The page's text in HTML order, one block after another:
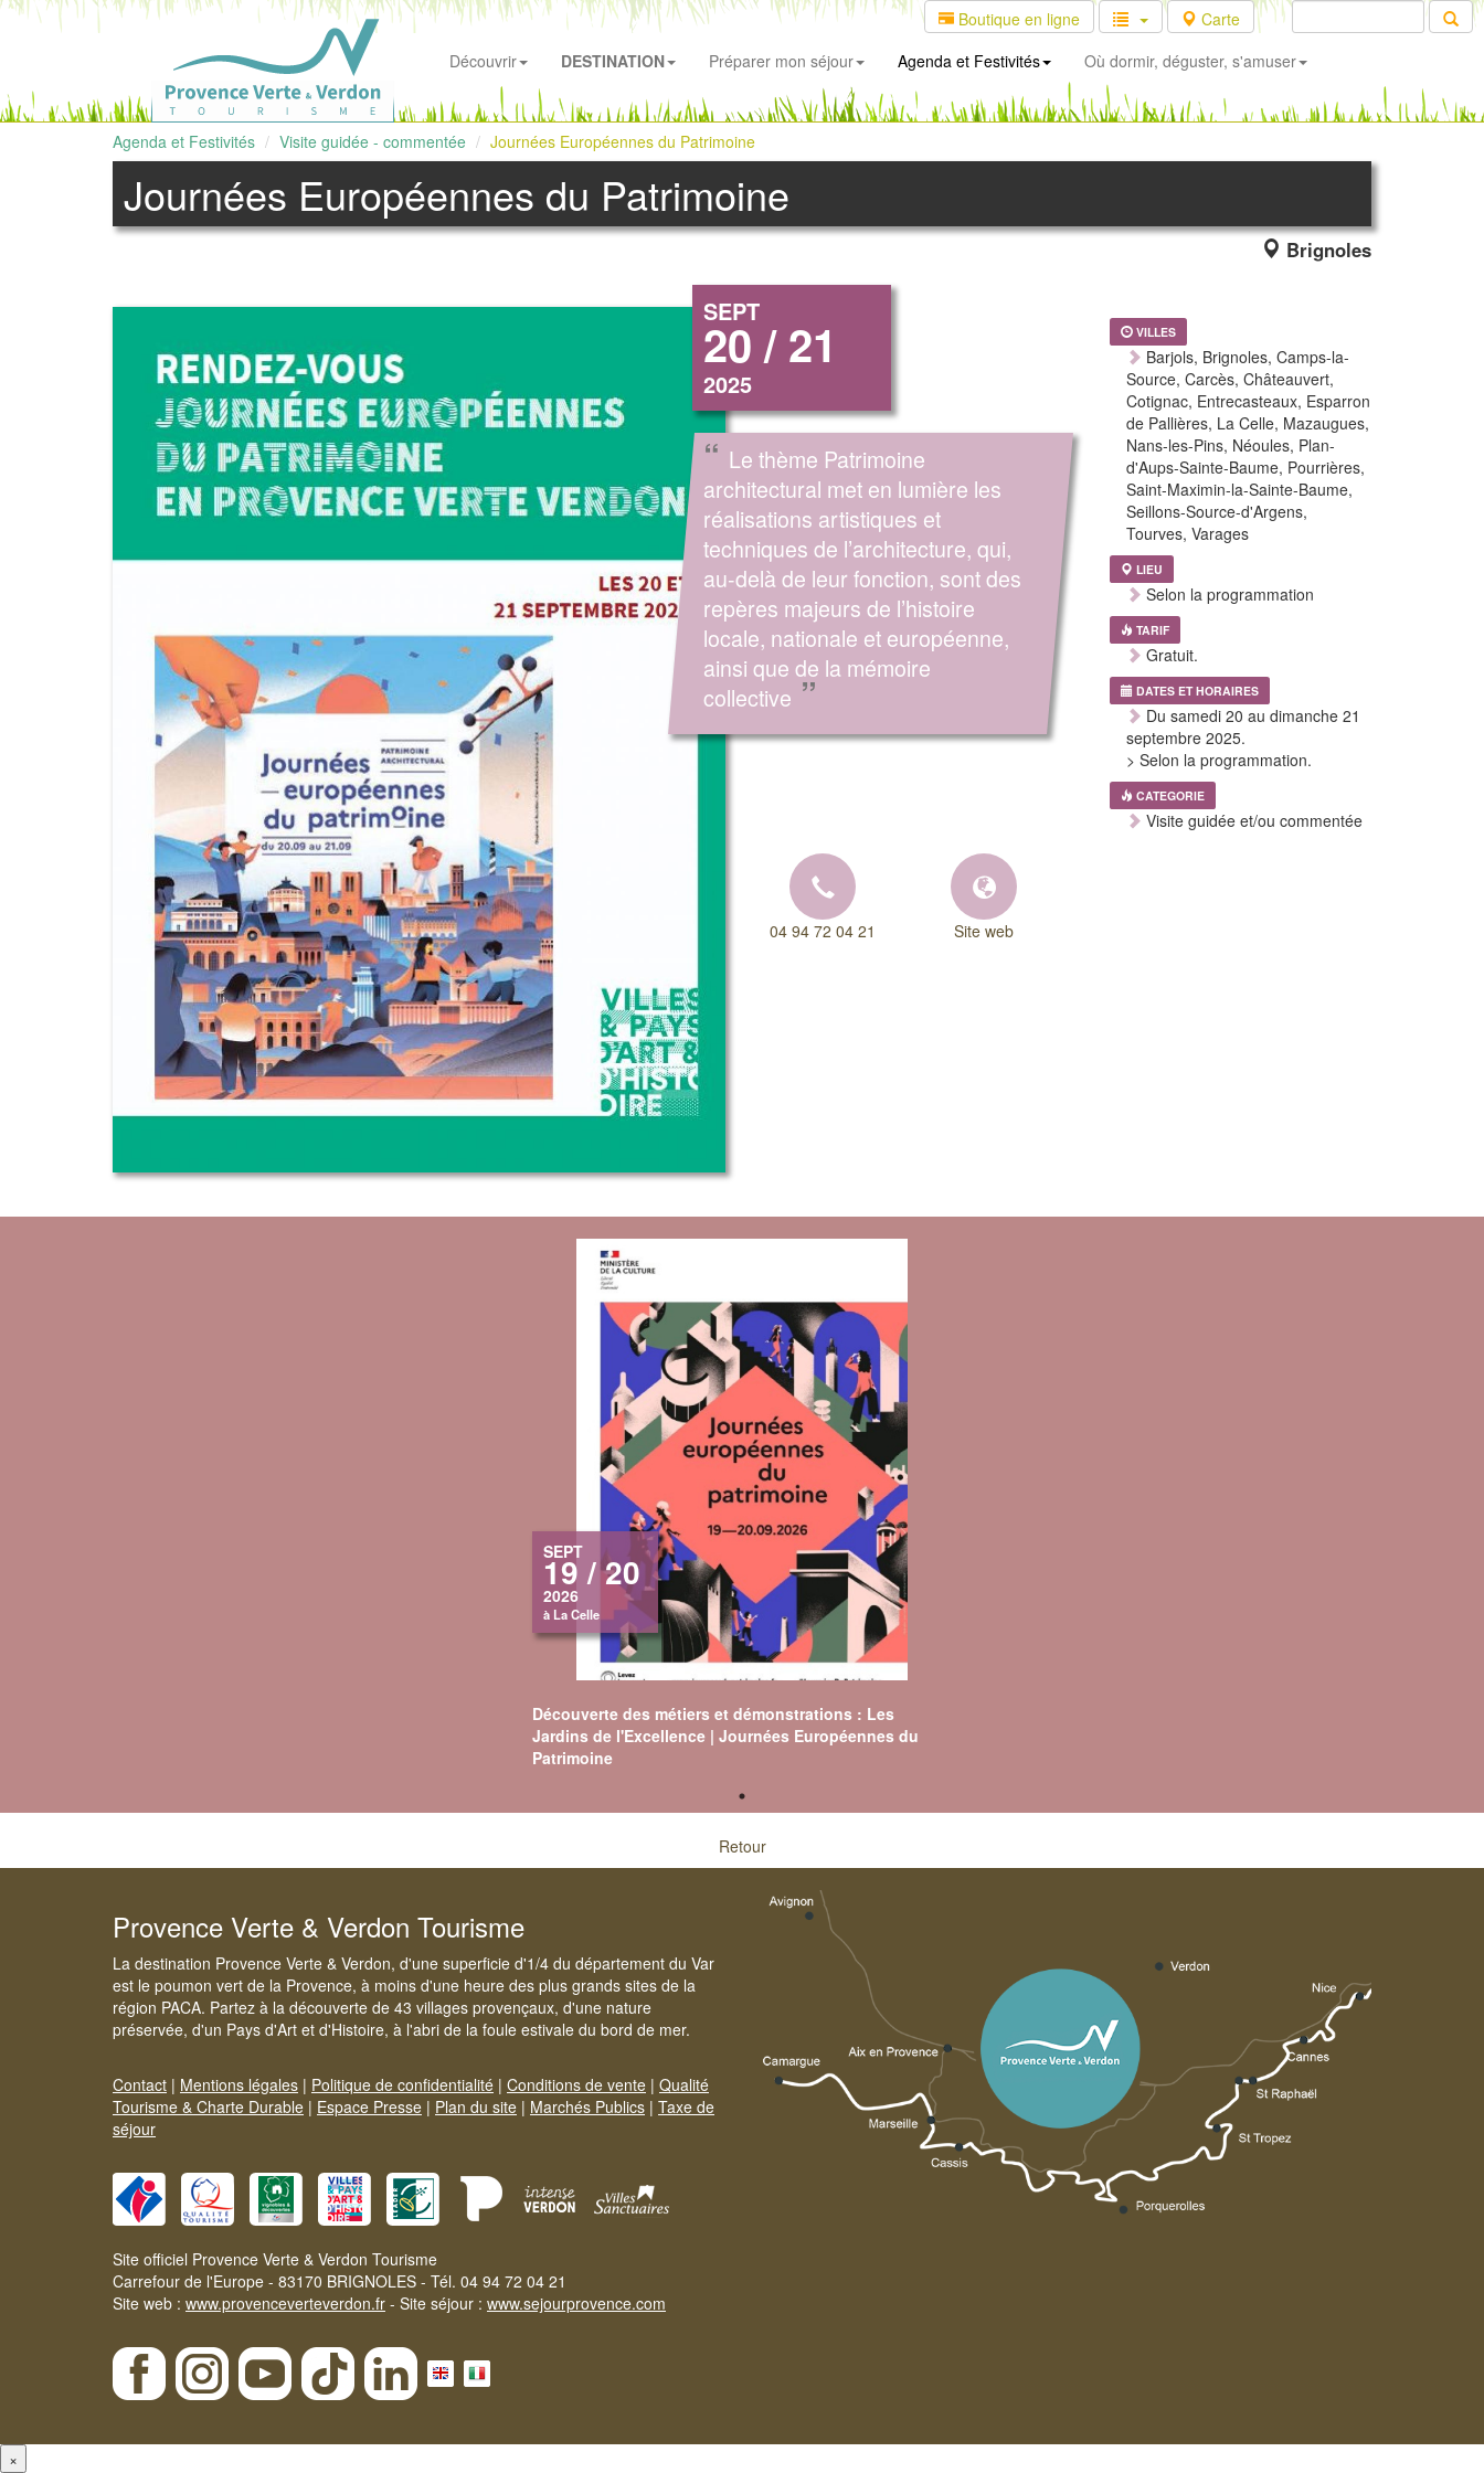
Boutique en ligne
Carte
Découvrir
DESTINATION Préparer mon séjour Agenda et Festivités Où dormir, déguster, s'amuser
Agenda et Festivités Visite guidée - commentée Journées Européennes du Patrimoine
Journées Européennes du Patrimoine
Brignoles
SEPT
20 / 21
2025
“ Le thème Patrimoine
architectural met en lumière les
réalisations artistiques et
techniques de l’architecture, qui,
au-delà de leur fonction, sont des
repères majeurs de l’histoire
locale, nationale et européenne,
ainsi que de la mémoire
collective ”
VILLES
Barjols, Brignoles, Camps-la-
Source, Carcès, Châteauvert,
Cotignac, Entrecasteaux, Esparron
de Pallières, La Celle, Mazaugues,
Nans-les-Pins, Néoules, Plan-
d'Aups-Sainte-Baume, Pourrières,
Saint-Maximin-la-Sainte-Baume,
Seillons-Source-d'Argens,
Tourves, Varages
LIEU
Selon la programmation
TARIF
Gratuit.
DATES ET HORAIRES
Du samedi 20 au dimanche 21
septembre 2025.
> Selon la programmation.
CATEGORIE
Visite guidée et/ou commentée
04 94 72 04 21 Site web
SEPT
19 / 20
2026
à La Celle
Découverte des métiers et démonstrations : Les
Jardins de l'Excellence | Journées Européennes du
Patrimoine
Retour
Provence Verte & Verdon Tourisme
La destination Provence Verte & Verdon, d'une superficie d'1/4 du département du Var
est le poumon vert de la Provence, à moins d'une heure des plus grands sites de la
région PACA. Partez à la découverte de 43 villages provençaux, d'une nature
préservée, d'un Pays d'Art et d'Histoire, à l'abri de la foule estivale du bord de mer.
Contact | Mentions légales | Politique de confidentialité | Conditions de vente | Qualité
Tourisme & Charte Durable | Espace Presse | Plan du site | Marchés Publics | Taxe de
séjour
Site officiel Provence Verte & Verdon Tourisme
Carrefour de l'Europe - 83170 BRIGNOLES - Tél. 04 94 72 04 21
Site web : www.provenceverteverdon.fr - Site séjour : www.sejourprovence.com
×